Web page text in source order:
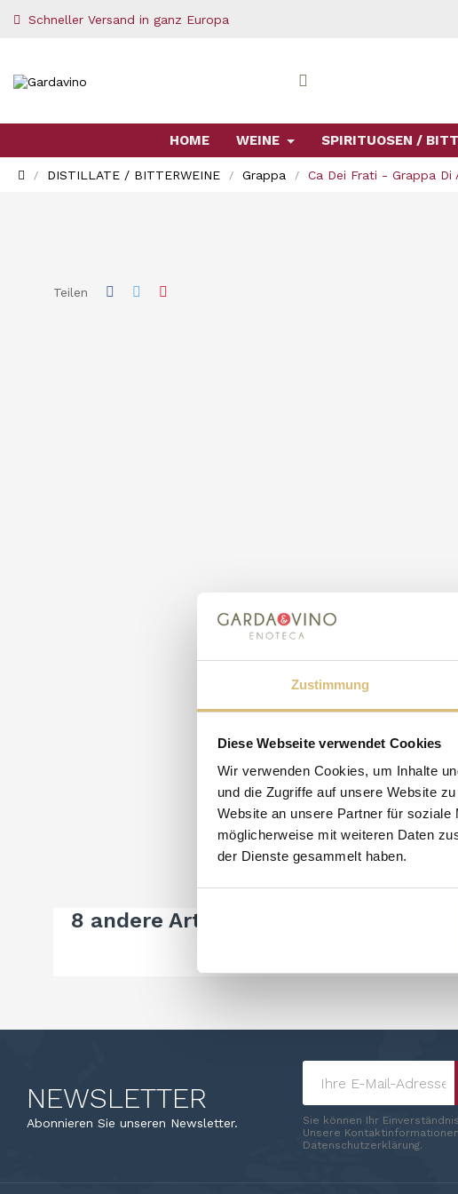
Zustimmung
Diese Webseite verwendet Cookies
Wir verwenden Cookies, um Inhalte
und die Zugriffe auf unsere Website
Website an unsere Partner für soziale
möglicherweise mit weiteren Daten
der Dienste gesammelt haben.
Schneller Versand in ganz Europa
HOME WEINE SPIRITUOSEN /
DISTILLATE / BITTERWEINE Grappa Ca Dei Frati - Grappa Di
Teilen
8 andere Artikel in der gleichen
NEWSLETTER
Abonnieren Sie unseren Newsletter.
Sie können Ihr
Unsere
Datenschutzerklärung.